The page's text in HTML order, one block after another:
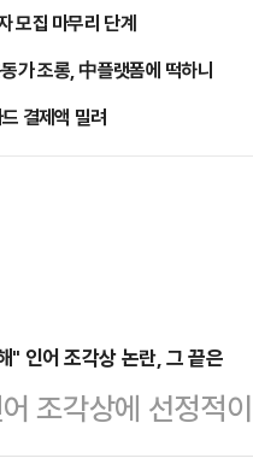
모집 마무리 단계
가 조롱, 中플랫폼에 떡하니
결제액 밀려
" 인어 조각상 논란, 그 끝은
조각상에 선정적
) 영국 가디언에 따